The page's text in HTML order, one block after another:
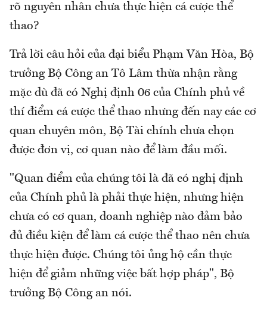
rõ nguyên nhân chưa thực hiện cá cược thể
thao?
Trả lời câu hỏi của đại biểu Phạm Văn Hòa, Bộ
trưởng Bộ Công an Tô Lâm thừa nhận rằng
mặc dù đã có Nghị định 06 của Chính phủ về
thí điểm cá cược thể thao nhưng đến nay các cơ
quan chuyên môn, Bộ Tài chính chưa chọn
được đơn vị, cơ quan nào để làm đầu mối.
"Quan điểm của chúng tôi là đã có nghị định
của Chính phủ là phải thực hiện, nhưng hiện
chưa có cơ quan, doanh nghiệp nào đảm bảo
đủ điều kiện để làm cá cược thể thao nên chưa
thực hiện được. Chúng tôi ủng hộ cần thực
hiện để giảm những việc bất hợp pháp", Bộ
trưởng Bộ Công an nói.